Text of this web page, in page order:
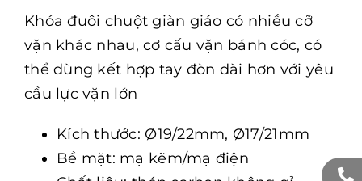
Khóa đuôi chuột giàn giáo có nhiều cỡ
vặn khác nhau, cơ cấu vặn bánh cóc, có
thể dùng kết hợp tay đòn dài hơn với yêu
cầu lực vặn lớn
Kích thước: Ø19/22mm, Ø17/21mm
Bề mặt: mạ kẽm/mạ điện